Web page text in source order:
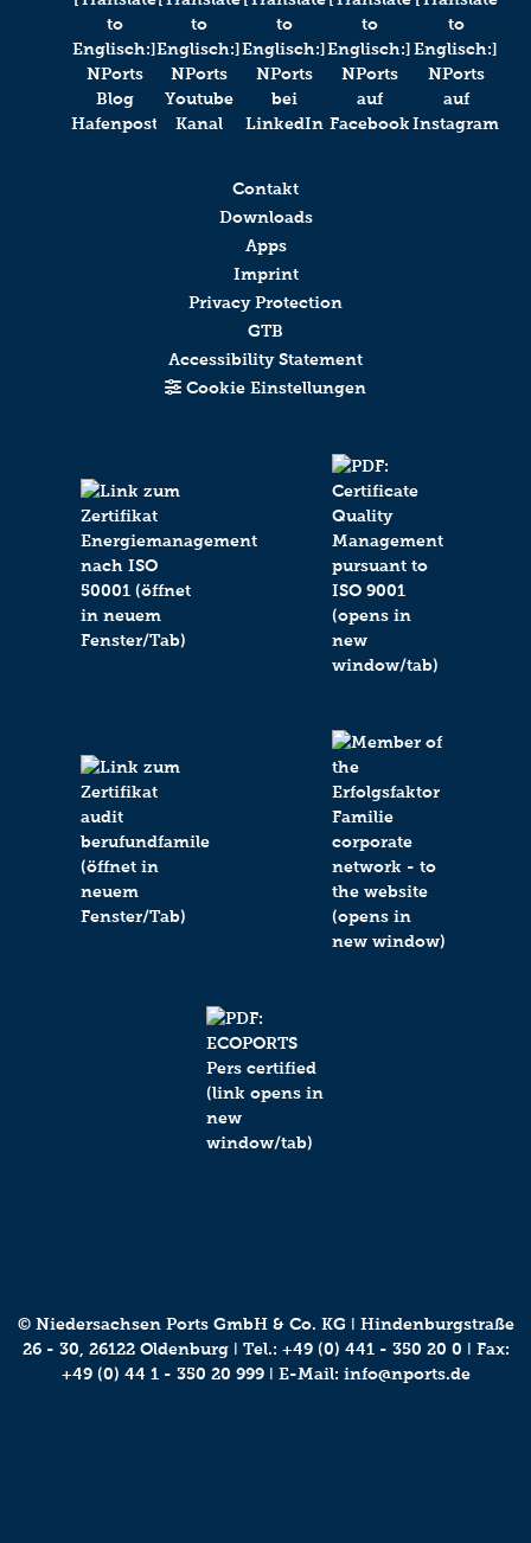
Contakt
Downloads
Apps
Imprint
Privacy Protection
GTB
Accessibility Statement
Cookie Einstellungen
© Niedersachsen Ports GmbH & Co. KG ǀ Hindenburgstraße
26 - 30, 26122 Oldenburg ǀ Tel.: +49 (0) 441 - 350 20 0 ǀ Fax:
+49 (0) 44 1 - 350 20 999 ǀ E-Mail: info@nports.de